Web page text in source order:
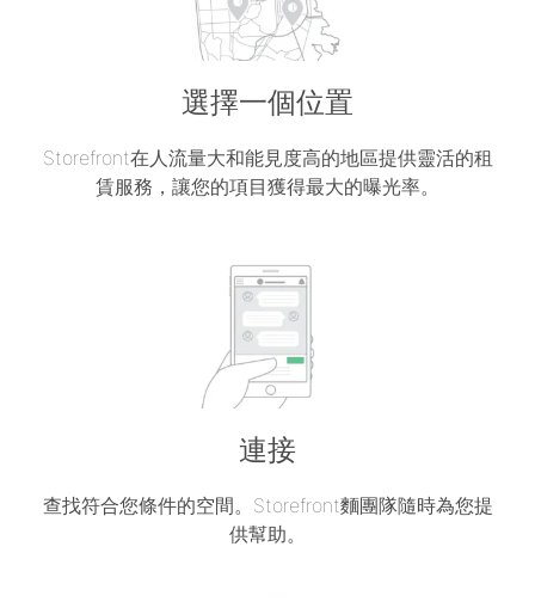
選擇一個位置
Storefront在人流量大和能見度高的地區提供靈活的租
賃服務，讓您的項目獲得最大的曝光率。
連接
查找符合您條件的空間。Storefront麵團隊隨時為您提
供幫助。